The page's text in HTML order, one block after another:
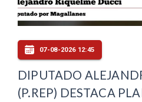
07-08-2026 12:45
DIPUTADO
(P.REP) DESTACA